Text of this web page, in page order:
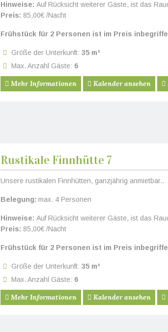
Hinweise: Auf Rücksicht weiterer Gäste, ist das
Preis: 85,00€ /Nacht
Frühstück für 2 Personen ist im Preis
Größe der Unterkunft: 35 m²
Max. Anzahl Gäste: 6
Mehr Informationen Kalender ansehen
Rustikale Finnhütte 7
Unsere rustikalen Finnhütten, ganzjährig anmietbar..
Belegung: max. 4 Personen
Hinweise: Auf Rücksicht weiterer Gäste, ist das
Preis: 85,00€ /Nacht
Frühstück für 2 Personen ist im Preis
Größe der Unterkunft: 35 m²
Max. Anzahl Gäste: 6
Mehr Informationen Kalender ansehen